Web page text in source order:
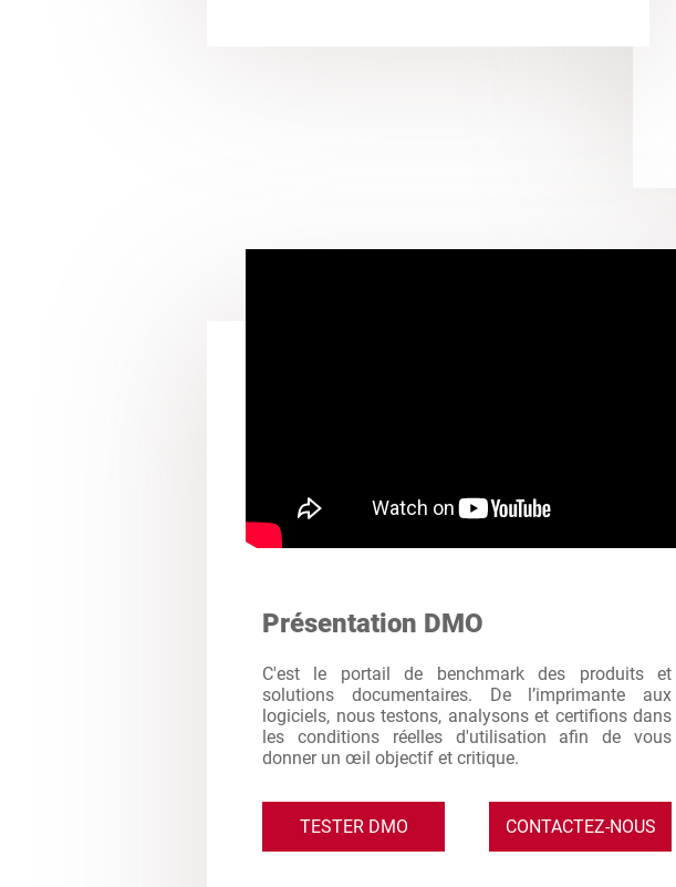
Présentation DMO
C'est le portail de benchmark des produits et
solutions documentaires. De l’imprimante aux
logiciels, nous testons, analysons et certifions dans
les conditions réelles d'utilisation afin de vous
donner un œil objectif et critique.
TESTER DMO CONTACTEZ-NOUS